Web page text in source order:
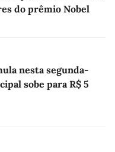
do prêmio Nobel
nesta segunda-
sobe para R$ 5